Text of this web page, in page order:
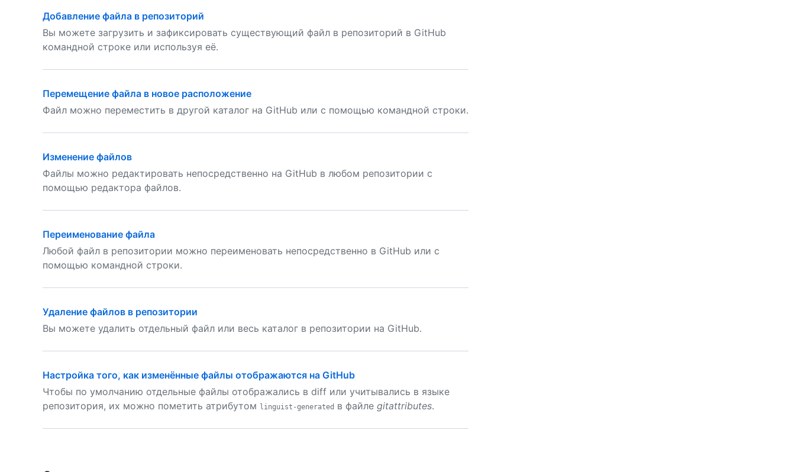
Добавление файла в репозиторий
Вы можете загрузить и зафиксировать существующий файл в репозиторий в GitHub
командной строке или используя её.
Перемещение файла в новое расположение
Файл можно переместить в другой каталог на GitHub или с помощью командной строки.
Изменение файлов
Файлы можно редактировать непосредственно на GitHub в любом репозитории с
помощью редактора файлов.
Переименование файла
Любой файл в репозитории можно переименовать непосредственно в GitHub или с
помощью командной строки.
Удаление файлов в репозитории
Вы можете удалить отдельный файл или весь каталог в репозитории на GitHub.
Настройка того, как изменённые файлы отображаются на GitHub
Чтобы по умолчанию отдельные файлы отображались в diff или учитывались в языке
репозитория, их можно пометить атрибутом linguist-generated в файле gitattributes.